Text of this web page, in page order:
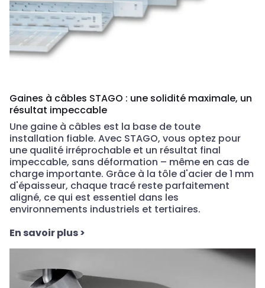
Gaines à câbles STAGO : une solidité maximale, un
résultat impeccable
Une gaine à câbles est la base de toute
installation fiable. Avec STAGO, vous optez pour
une qualité irréprochable et un résultat final
impeccable, sans déformation – même en cas de
charge importante. Grâce à la tôle d'acier de 1 mm
d'épaisseur, chaque tracé reste parfaitement
aligné, ce qui est essentiel dans les
environnements industriels et tertiaires.
En savoir plus>